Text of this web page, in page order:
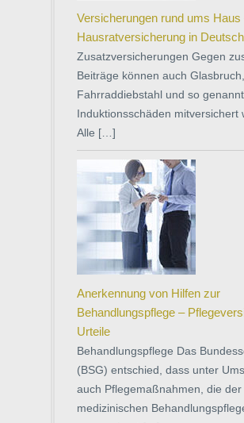
Versicherungen rund ums Haus
Hausratversicherung in
Zusatzversicherungen Gegen
Beiträge können auch Glasbruch,
Fahrraddiebstahl und so
Induktionsschäden mitversichert
Alle […]
Anerkennung von Hilfen zur
Behandlungspflege –
Urteile
Behandlungspflege Das
(BSG) entschied, dass unter
auch Pflegemaßnahmen, die der
medizinischen